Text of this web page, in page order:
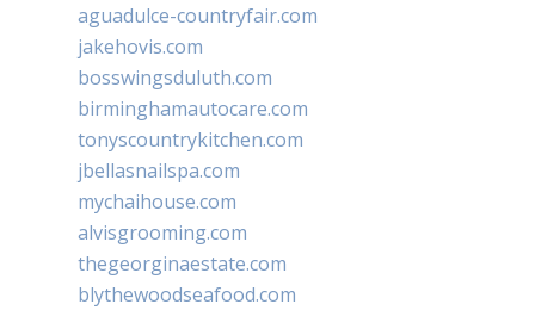
aguadulce-countryfair.com
jakehovis.com
bosswingsduluth.com
birminghamautocare.com
tonyscountrykitchen.com
jbellasnailspa.com
mychaihouse.com
alvisgrooming.com
thegeorginaestate.com
blythewoodseafood.com